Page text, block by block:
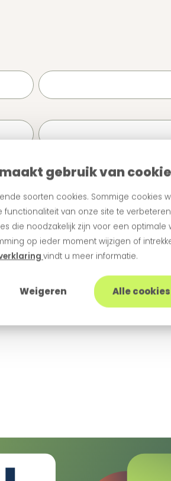
gebruik van
soorten cookies. Sommige cookies
van onze site te
die noodzakelijk zijn voor een optimale
op ieder moment wijzigen of
vindt u meer informatie.
Weigeren Alle
commerciales conformément à la politique
tout moment.